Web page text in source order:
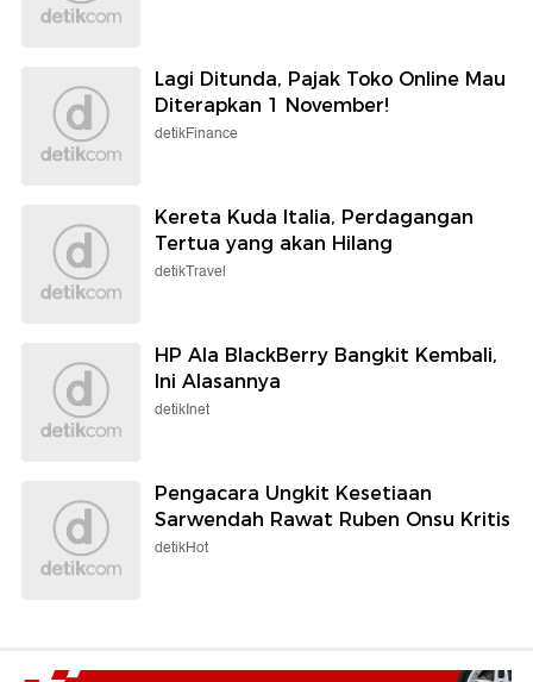
Lagi Ditunda, Pajak Toko Online Mau
Diterapkan 1 November!
detikFinance
Kereta Kuda Italia, Perdagangan
Tertua yang akan Hilang
detikTravel
HP Ala BlackBerry Bangkit Kembali,
Ini Alasannya
detikInet
Pengacara Ungkit Kesetiaan
Sarwendah Rawat Ruben Onsu Kritis
detikHot